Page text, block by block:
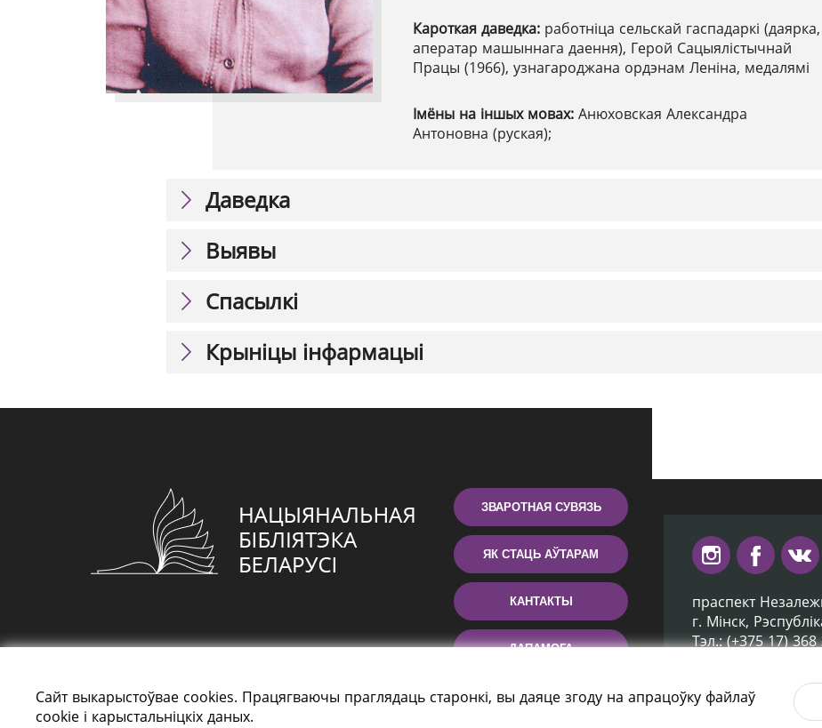
Кароткая даведка: работніца сельскай гаспадаркі (даярка,
аператар машыннага даення), Герой Сацыялістычнай
Працы (1966), узнагароджана ордэнам Леніна, медалямі
Імёны на іншых мовах: Анюховская Александра
Антоновна (руская);
Даведка
Выявы
Спасылкі
Крыніцы інфармацыі
ЗВАРОТНАЯ СУВЯЗЬ
ЯК СТАЦЬ АЎТАРАМ
КАНТАКТЫ
ДАПАМОГА
праспект
г. Мiнск,
Тэл.: (+375 17)
Сайт выкарыстоўвае cookies. Працягваючы праглядаць старонкі, вы даяце згоду на апрацоўку файлаў
cookie і карыстальніцкіх даных.